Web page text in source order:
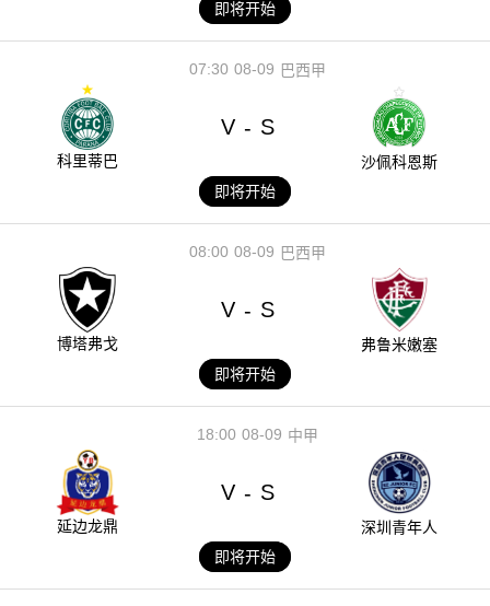
即将开始
08-09
07:30 巴西甲
科里蒂巴
V - S
沙佩科恩斯
即将开始
08-09
08:00 巴西甲
博塔弗戈
V - S
弗鲁米嫩塞
即将开始
08-09
18:00 中甲
延边龙鼎
V - S
深圳青年人
即将开始